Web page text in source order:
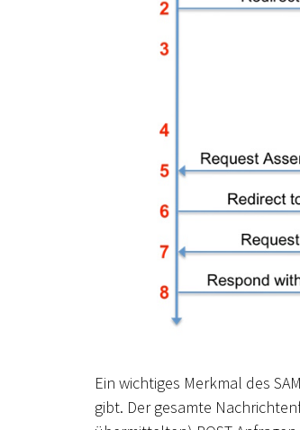
Ein wichtiges Merkmal des
gibt. Der gesamte